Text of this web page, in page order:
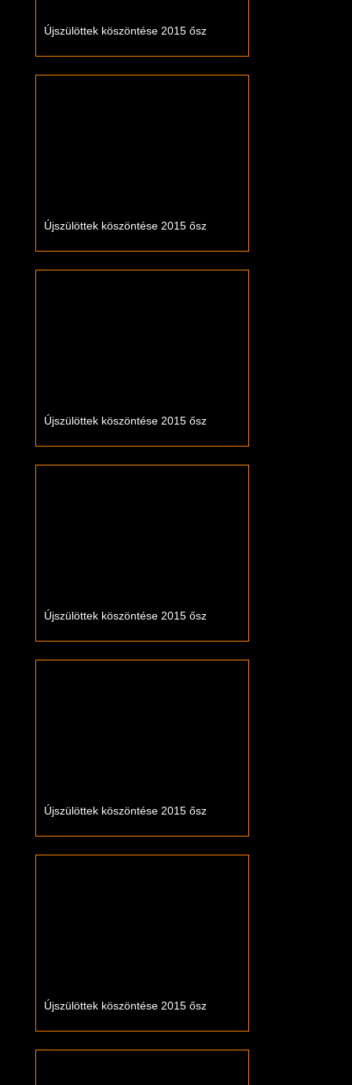
Újszülöttek köszöntése 2015 ősz
Újszülöttek köszöntése 2015 ősz
Újszülöttek köszöntése 2015 ősz
Újszülöttek köszöntése 2015 ősz
Újszülöttek köszöntése 2015 ősz
Újszülöttek köszöntése 2015 ősz